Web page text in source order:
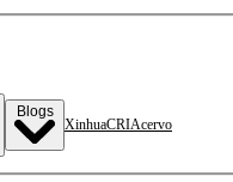
Blogs
XinhuaCRIAcervo